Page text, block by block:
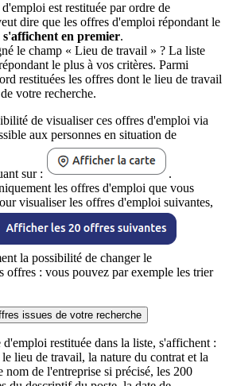
est restituée par ordre de
dire que les offres d'emploi répondant le
s'affichent en premier.
le champ « Lieu de travail » ? La liste
le plus à vos critères. Parmi
restituées les offres dont le lieu de travail
votre recherche.
de visualiser ces offres d'emploi via
aux personnes en situation de
sur :
.
les offres d'emploi que vous
visualiser les offres d'emploi suivantes,
la possibilité de changer le
offres : vous pouvez par exemple les trier
issues de votre recherche
restituée dans la liste, s'affichent :
lieu de travail, la nature du contrat et la
nom de l'entreprise si précisé, les 200